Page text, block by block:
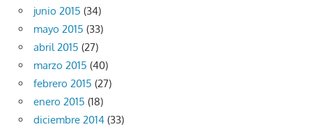
junio 2015 (34)
mayo 2015 (33)
abril 2015 (27)
marzo 2015 (40)
febrero 2015 (27)
enero 2015 (18)
diciembre 2014 (33)